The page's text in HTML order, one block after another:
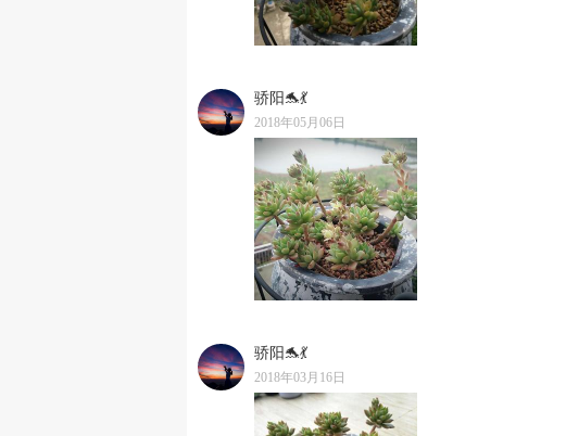
骄阳🐬💃
2018年05月06日
骄阳🐬💃
2018年03月16日